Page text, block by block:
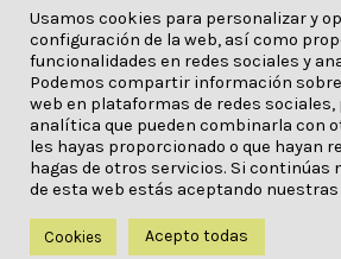
Este proyecto ha
financiación del
investigación e
Horizonte 2020 de la Unión
del acuerdo de subvención
Usamos cookies para personalizar y
configuración de la web, así como
funcionalidades en redes sociales y
Podemos compartir información
web en plataformas de redes sociales,
analítica que pueden combinarla con
les hayas proporcionado o que hayan
hagas de otros servicios. Si continúas
de esta web estás aceptando
Cookies Acepto todas